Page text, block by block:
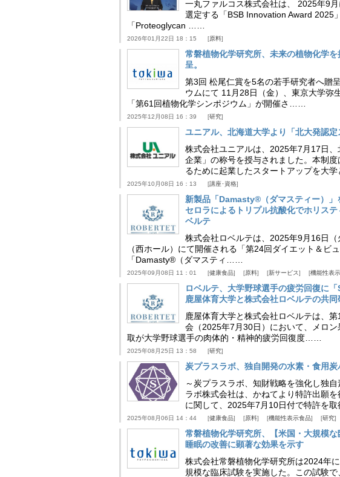
一丸ファルコス株式会社は、 2025年9
選定する「BSB Innovation Award 2025
「Proteoglycan ……
2026年01月22日 18：15 原料
常磐植物化学研究所、未来の植物化学
呈。
第3回 松尾仁賞を5名の若手研究者へ贈
ウムにて 11月28日（金）、東京大学弥
「第61回植物化学シンポジウム」が開催さ……
2025年12月08日 16：39 研究
ユニアル、北海道大学より「北大発認
株式会社ユニアルは、2025年7月17日
企業」の称号を授与されました。本制
るために起業したスタートアップを大
2025年10月08日 16：13 講座･資格
新製品「Damasty®（ダマスティー）
セロラによるトリプル抗酸化でホリス
ベルテ
株式会社ロベルテは、2025年9月16日
（西ホール）にて開催される「第24回ダイエット＆ビ
「Damasty®（ダマスティ……
2025年09月08日 11：01 健康食品 原料 新サービス 機能性表
ロベルテ、大学野球選手の疲労回復に
鹿屋体育大学と株式会社ロベルテの共
鹿屋体育大学と株式会社ロベルテは、
会（2025年7月30日）において、メロ
取が大学野球選手の肉体的・精神的疲労回復度……
2025年08月25日 13：58 研究
炭プラスラボ、独自開発の水素・食用
～炭プラスラボ、知財戦略を強化し独
ラボ株式会社は、かねてより特許出願
に関して、2025年7月10日付で特許を
2025年08月06日 14：44 健康食品 原料 機能性表示食品 研究
常磐植物化学研究所、【米国・大規模
睡眠の改善に顕著な効果を示す
株式会社常磐植物化学研究所は2024年
規模な臨床試験を実施した。この試験